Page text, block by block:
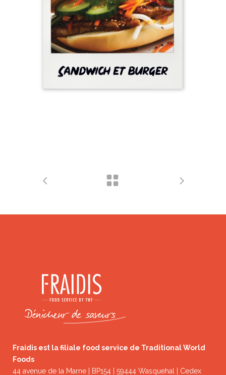
Fraidis est la filiale food service de Traditional World
Foods
44 avenue de la Marne | BP154 | 59444 Wasquehal | Cedex